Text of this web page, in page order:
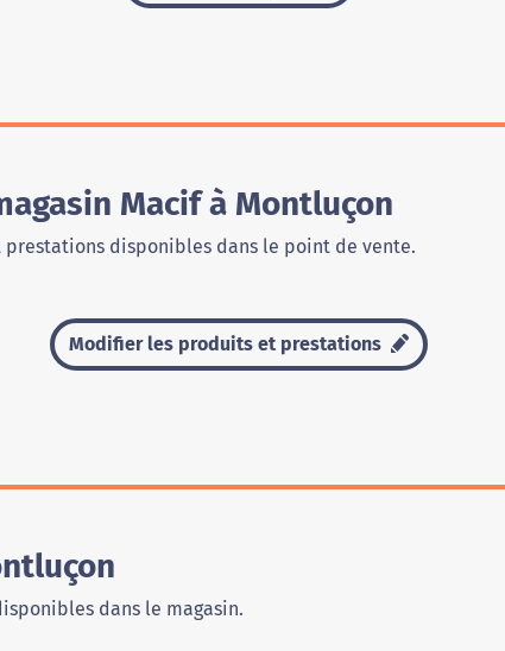
Macif à Montluçon
disponibles dans le point de vente.
Modifier les produits et prestations
dans le magasin.